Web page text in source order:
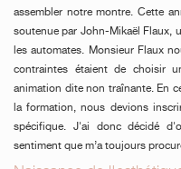
assembler notre montre. Cette
soutenue par John-Mikaël Flaux,
les automates. Monsieur Flaux
contraintes étaient de choisir
animation dite non traînante. En
la formation, nous devions
spécifique. J'ai donc décidé
sentiment que m’a toujours